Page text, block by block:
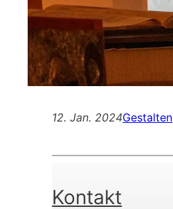
12. Jan. 2024Gestalten
Kontakt